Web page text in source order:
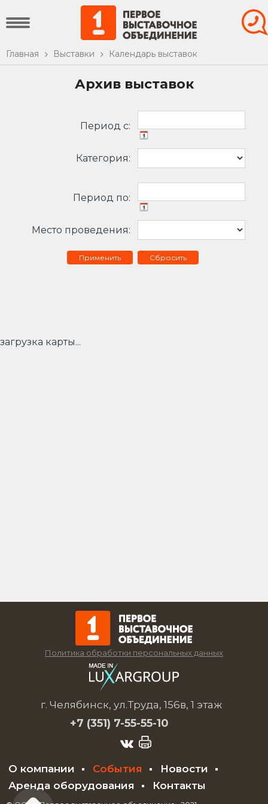
Главная Выставки Календарь выставок
Архив выставок
Период c:
Категория:
Период по:
Место проведения:
Сбросить
загрузка карты...
Политика обработки персональных данных
г. Челябинск, ул.Труда, 156в, 1 этаж
+7 (351) 7-55-55-10
О компании События
Новости
Аренда оборудования
Контакты